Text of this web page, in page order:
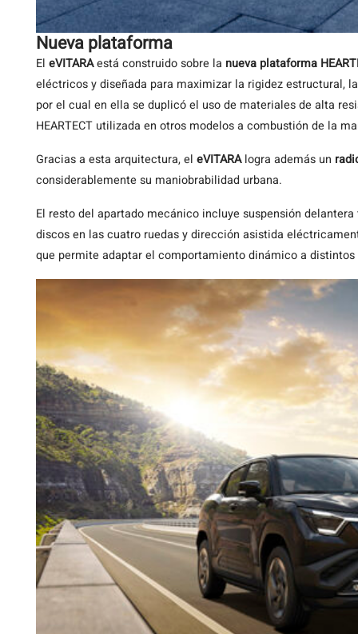
Nueva plataforma
El eVITARAestá construido sobre la nueva plataforma
eléctricos y diseñada para maximizar la rigidez estructural,
por el cual en ella se duplicó el uso de materiales de alta
HEARTECT utilizada en otros modelos a combustión de la
Gracias a esta arquitectura, el eVITARAlogra además un
considerablemente su maniobrabilidad urbana.
El resto del apartado mecánico incluye suspensión
discos en las cuatro ruedas y dirección asistida
que permite adaptar el comportamiento dinámico a